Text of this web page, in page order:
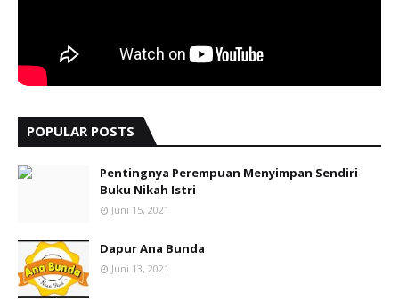
POPULAR POSTS
Pentingnya Perempuan Menyimpan Sendiri
Buku Nikah Istri
Juni 15, 2021
Dapur Ana Bunda
Juni 13, 2021